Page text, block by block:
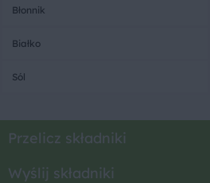
Błonnik
Białko
Sól
Przelicz składniki
Wyślij składniki